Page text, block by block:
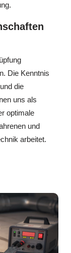
Die Kenntnis
die
uns als
optimale
und
arbeitet.